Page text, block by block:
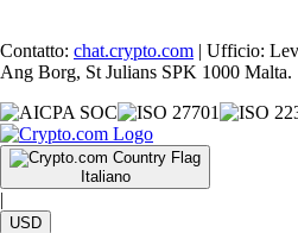
Contatto: chat.crypto.com | Ufficio:
Ang Borg, St Julians SPK 1000 Malta.
Italiano
|
USD